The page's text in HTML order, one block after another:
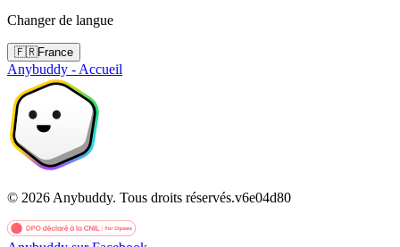
Changer de langue
🇫🇷France
Anybuddy - Accueil
© 2026 Anybuddy. Tous droits réservés.v6e04d80